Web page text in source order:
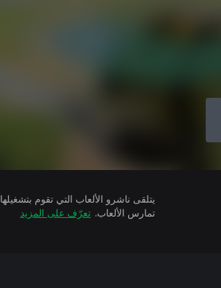
تمارس الألعاب. تعرّف على المزيد